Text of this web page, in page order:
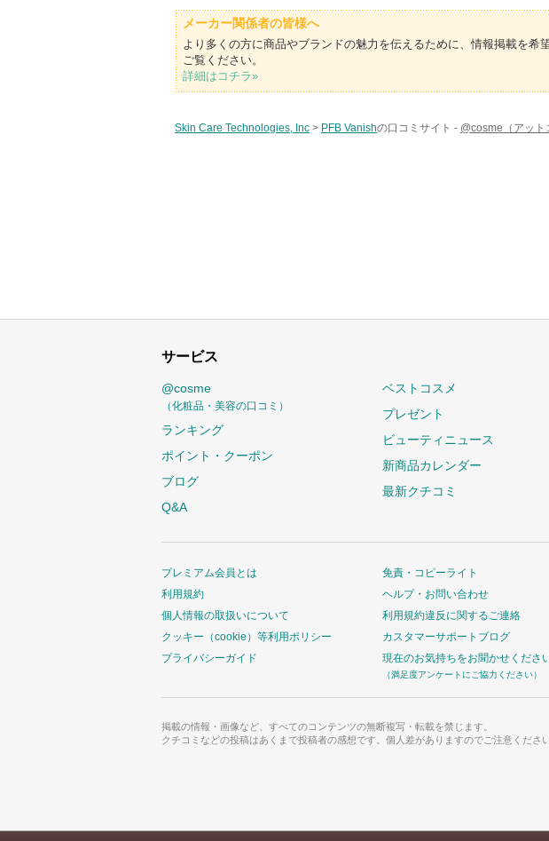
メーカー関係者の皆様へ
より多くの方に商品やブランドの魅力を伝えるために、情報掲載を希
ご覧ください。
詳細はコチラ»
Skin Care Technologies, Inc > PFB Vanishの口コミサイト - @cosme（アット
サービス
@cosme
（化粧品・美容の口コミ）
ランキング
ポイント・クーポン
ブログ
Q&A
ベストコスメ
プレゼント
ビューティニュース
新商品カレンダー
最新クチコミ
プレミアム会員とは
利用規約
個人情報の取扱いについて
クッキー（cookie）等利用ポリシー
プライバシーガイド
免責・コピーライト
ヘルプ・お問い合わせ
利用規約違反に関するご連絡
カスタマーサポートブログ
現在のお気持ちをお聞かせくださ
（満足度アンケートにご協力ください）
掲載の情報・画像など、すべてのコンテンツの無断複写・転載を禁じます。
クチコミなどの投稿はあくまで投稿者の感想です。個人差がありますのでご注意ください